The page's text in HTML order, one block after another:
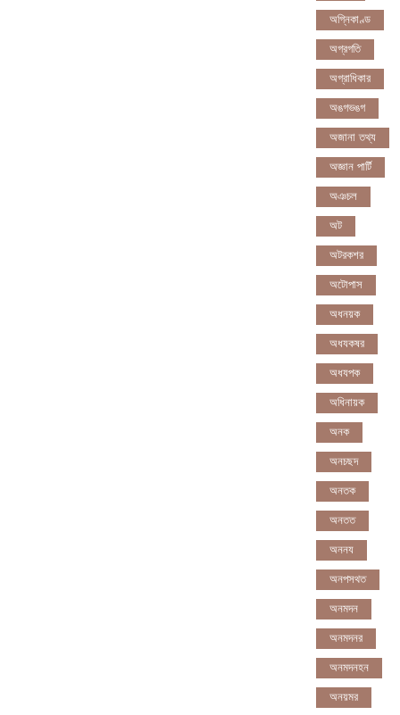
অগ্নিকাণ্ড
অগ্রগতি
অগ্রাধিকার
অঙগভঙগ
অজানা তথ্য
অজ্ঞান পার্টি
অঞচল
অট
অটরকশর
অটোপাস
অধনয়ক
অধযকষর
অধযপক
অধিনায়ক
অনক
অনচছদ
অনতক
অনতত
অননয
অনপসথত
অনমদন
অনমদনর
অনমদনহন
অনয়মর